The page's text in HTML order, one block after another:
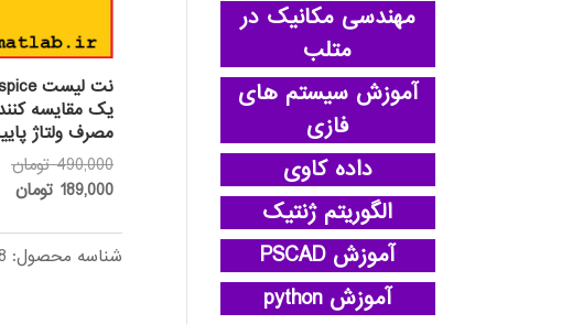
یک مقایسه
مصرف ولتاژ
490,000 تومان
189,000 تومان
شناسه محصول:
مهندسی مکانیک در
متلب
آموزش سیستم های
فازی
داده کاوی
الگوریتم ژنتیک
آموزش PSCAD
آموزش python